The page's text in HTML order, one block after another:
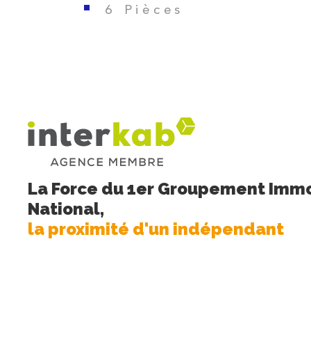
6 Pièces
La Force du 1er Groupement
National,
la proximité d'un indépendant